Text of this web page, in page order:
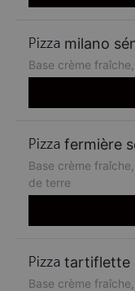
milano
Base crème
fermière
Base crème
de terre
tartiflette
Base crème